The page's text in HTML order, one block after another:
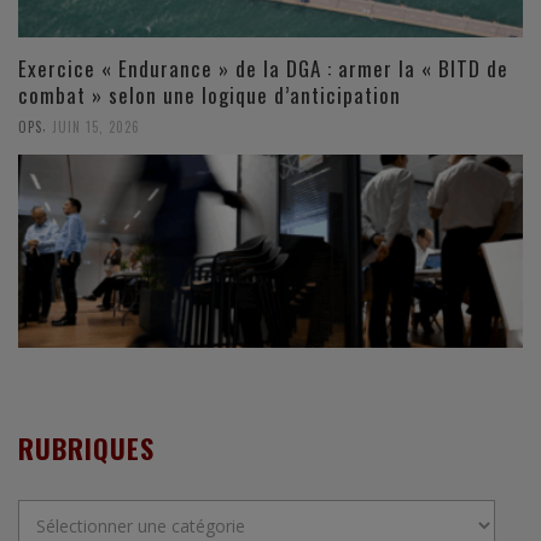
Exercice « Endurance » de la DGA : armer la « BITD de
combat » selon une logique d’anticipation
OPS, JUIN 15, 2026
RUBRIQUES